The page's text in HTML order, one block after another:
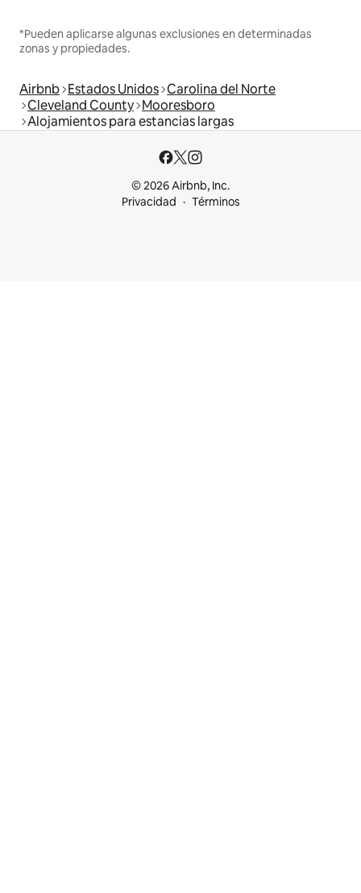
*Pueden aplicarse algunas exclusiones en determinadas
zonas y propiedades.
Airbnb Estados Unidos Carolina del Norte
Cleveland County Mooresboro
Alojamientos para estancias largas
© 2026 Airbnb, Inc.
Privacidad
Términos